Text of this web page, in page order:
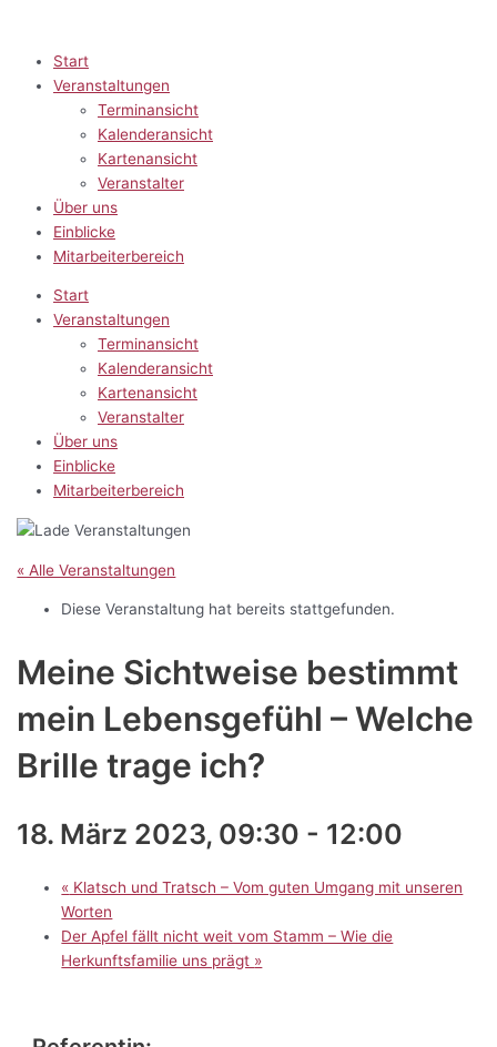
springenStart
Veranstaltungen
Terminansicht
Kalenderansicht
Kartenansicht
Veranstalter
Über uns
Einblicke
Mitarbeiterbereich
Start
Veranstaltungen
Terminansicht
Kalenderansicht
Kartenansicht
Veranstalter
Über uns
Einblicke
Mitarbeiterbereich
« Alle Veranstaltungen
Diese Veranstaltung hat bereits stattgefunden.
Meine Sichtweise bestimmt
mein Lebensgefühl – Welche
Brille trage ich?
18. März 2023, 09:30 - 12:00
« Klatsch und Tratsch – Vom guten Umgang mit unseren
Worten
Der Apfel fällt nicht weit vom Stamm – Wie die
Herkunftsfamilie uns prägt »